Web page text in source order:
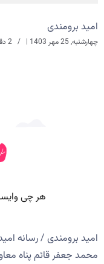
امید برومندی
چهارشنبه, 25 مهر 1403 |
امید برومندی / رسانه
محمد جعفر قائم پناه